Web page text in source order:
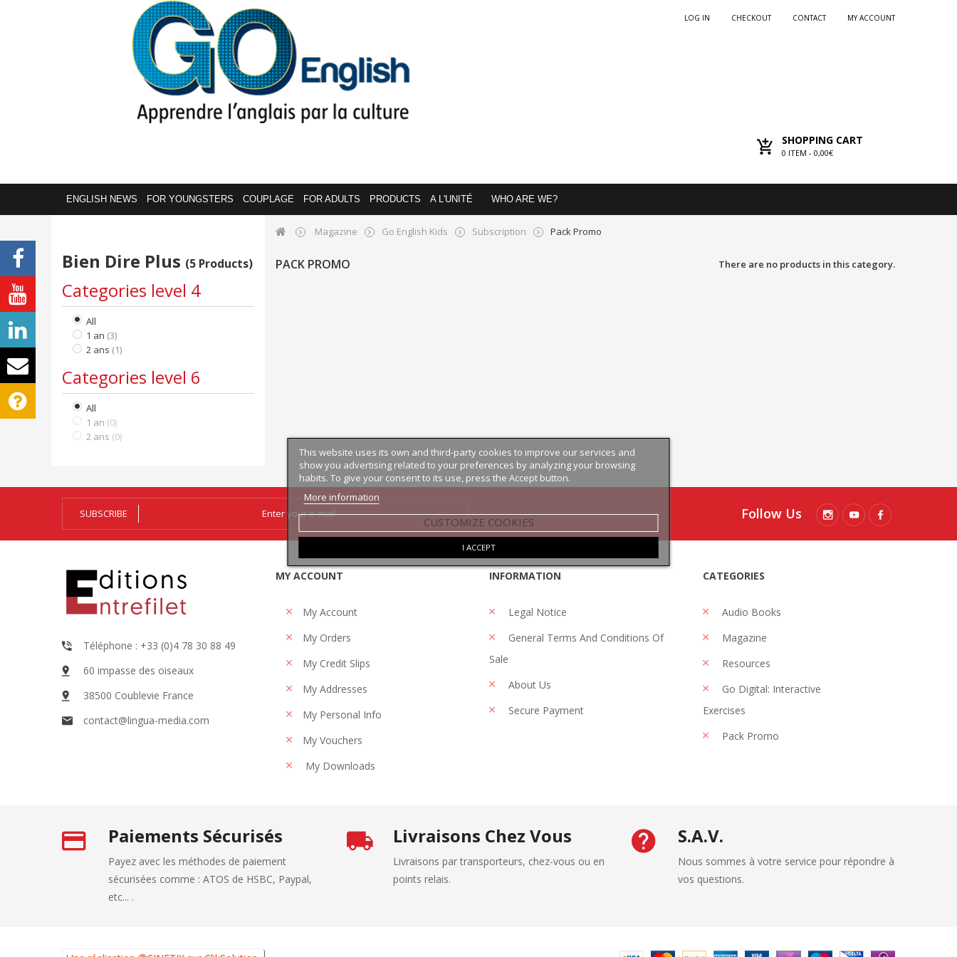
MY ACCOUNT
CONTACT
CHECKOUT
LOG IN
SHOPPING CART
0 ITEM - 0,00€
ENGLISH NEWS FOR YOUNGSTERS COUPLAGE FOR ADULTS PRODUCTS A L'UNITÉ WHO ARE WE?
Bien Dire Plus (5 Products)
Categories level 4
All
1 an (3)
2 ans (1)
Categories level 6
All
1 an (0)
2 ans (0)
Magazine Go English Kids Subscription Pack Promo
PACK PROMO There are no products in this category.
This website uses its own and third-party cookies to improve our services and
show you advertising related to your preferences by analyzing your browsing
habits. To give your consent to its use, press the Accept button.
More information
CUSTOMIZE COOKIES
I ACCEPT
SUBSCRIBE Follow Us
Téléphone : +33 (0)4 78 30 88 49
60 impasse des oiseaux
38500 Coublevie France
contact@lingua-media.com
MY ACCOUNT
My Account
My Orders
My Credit Slips
My Addresses
My Personal Info
My Vouchers
My Downloads
INFORMATION
Legal Notice
General Terms And Conditions Of
Sale
About Us
Secure Payment
CATEGORIES
Audio Books
Magazine
Resources
Go Digital: Interactive
Exercises
Pack Promo
Paiements Sécurisés
Payez avec les méthodes de paiement
sécurisées comme : ATOS de HSBC, Paypal,
etc... .
Livraisons Chez Vous
Livraisons par transporteurs, chez-vous ou en
points relais.
S.A.V.
Nous sommes à votre service pour répondre à
vos questions.